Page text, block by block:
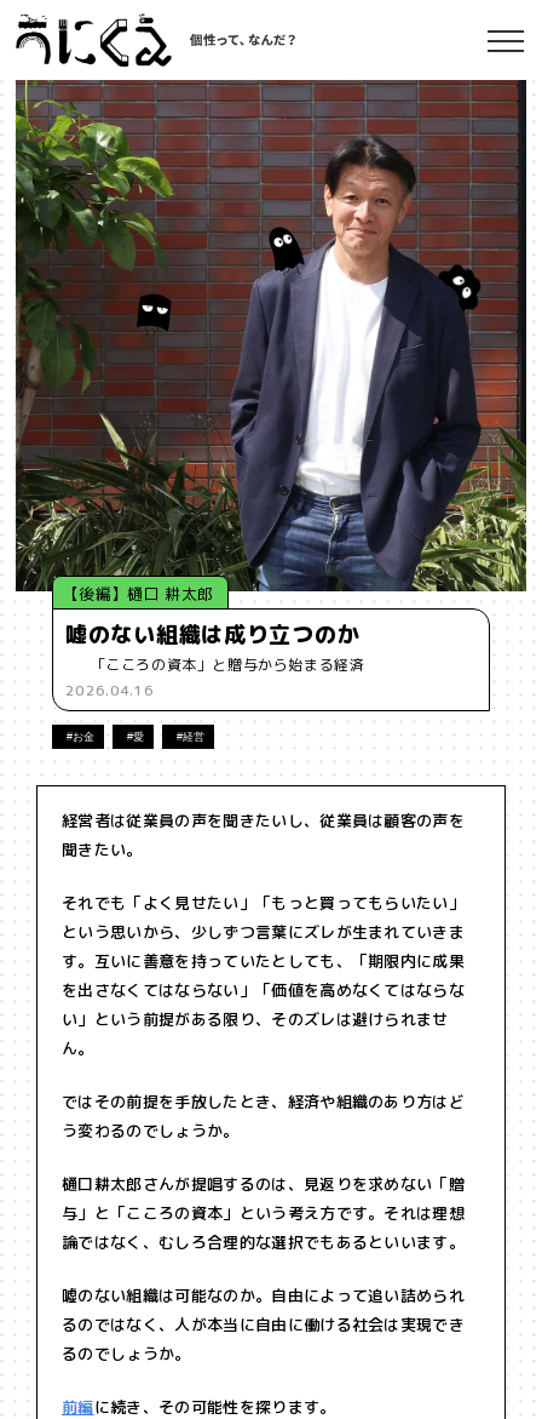
記事一覧
うにくえ とは？
お問い合わせ
©kaonavi, Inc.
【後編】樋口 耕太郎
嘘のない組織は成り立つのか
「こころの資本」と贈与から始まる経済
2026.04.16
#お金 #愛 #経営
経営者は従業員の声を聞きたいし、従業員は顧客の声を
聞きたい。
それでも「よく見せたい」「もっと買ってもらいたい」
という思いから、少しずつ言葉にズレが生まれていきま
す。互いに善意を持っていたとしても、「期限内に成果
を出さなくてはならない」「価値を高めなくてはならな
い」という前提がある限り、そのズレは避けられませ
ん。
ではその前提を手放したとき、経済や組織のあり方はど
う変わるのでしょうか。
樋口耕太郎さんが提唱するのは、見返りを求めない「贈
与」と「こころの資本」という考え方です。それは理想
論ではなく、むしろ合理的な選択でもあるといいます。
嘘のない組織は可能なのか。自由によって追い詰められ
るのではなく、人が本当に自由に働ける社会は実現でき
るのでしょうか。
前編に続き、その可能性を探ります。